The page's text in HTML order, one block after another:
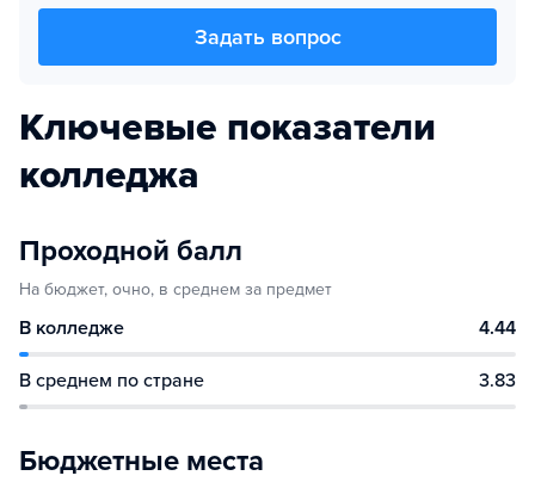
Задать вопрос
Ключевые показатели
колледжа
Проходной балл
На бюджет, очно, в среднем за предмет
В колледже 4.44
В среднем по стране 3.83
Бюджетные места